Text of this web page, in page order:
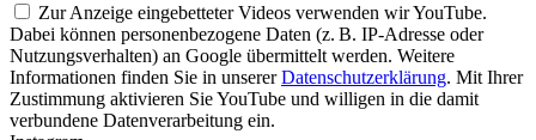
Zur Anzeige eingebetteter Videos verwenden wir YouTube.
Dabei können personenbezogene Daten (z. B. IP-Adresse oder
Nutzungsverhalten) an Google übermittelt werden. Weitere
Informationen finden Sie in unsererDatenschutzerklärung. Mit Ihrer
Zustimmung aktivieren Sie YouTube und willigen in die damit
verbundene Datenverarbeitung ein.